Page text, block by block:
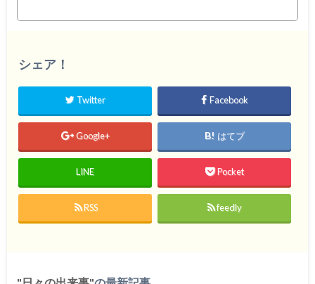
シェア！
Twitter Facebook
Google+ はてブ
LINE Pocket
RSS feedly